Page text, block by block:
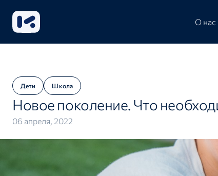
О нас
Дети Школа
Новое поколение. Что
06 апреля, 2022